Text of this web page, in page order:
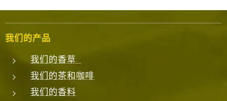
我们的产品
我们的香草
我们的茶和咖啡
我们的香料